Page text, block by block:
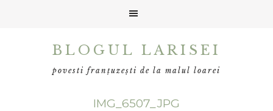
BLOGUL LARISEI
povesti franțuzești de la malul loarei
IMG_6507_JPG